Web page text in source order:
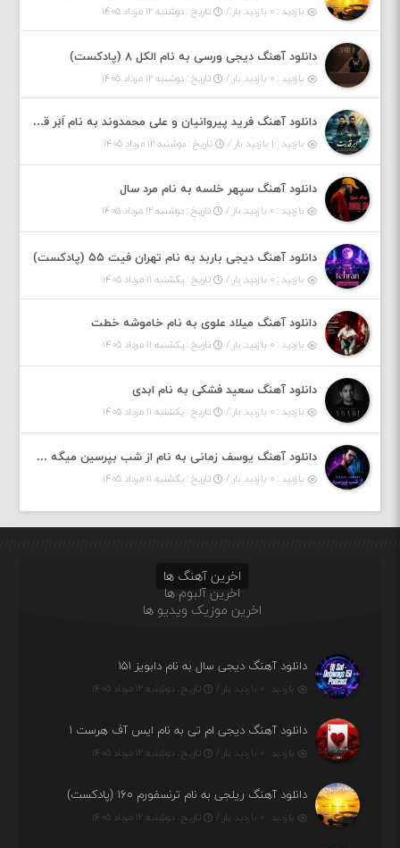
بازدید : ۰ بازدید بار / تاریخ : دوشنبه ۱۲ مرداد ۱۴۰۵
دانلود آهنگ دیجی ورسی به نام الکل ۸ (پادکست)
بازدید : ۰ بازدید بار / تاریخ : دوشنبه ۱۲ مرداد ۱۴۰۵
دانلود آهنگ فرید پیروانیان و علی محمدوند به نام اَبَر قدرت
بازدید : ۱ بازدید بار / تاریخ : دوشنبه ۱۲ مرداد ۱۴۰۵
دانلود آهنگ سپهر خلسه به نام مرد سال
بازدید : ۰ بازدید بار / تاریخ : دوشنبه ۱۲ مرداد ۱۴۰۵
دانلود آهنگ دیجی باربد به نام تهران فیت ۵۵ (پادکست)
بازدید : ۰ بازدید بار / تاریخ : یکشنبه ۱۱ مرداد ۱۴۰۵
دانلود آهنگ میلاد علوی به نام خاموشه خطت
بازدید : ۰ بازدید بار / تاریخ : یکشنبه ۱۱ مرداد ۱۴۰۵
دانلود آهنگ سعید فشکی به نام ابدی
بازدید : ۰ بازدید بار / تاریخ : یکشنبه ۱۱ مرداد ۱۴۰۵
دانلود آهنگ یوسف زمانی به نام از شب بپرسین میگه چه روزگاری دارم
بازدید : ۰ بازدید بار / تاریخ : یکشنبه ۱۱ مرداد ۱۴۰۵
اخرین آهنگ ها
اخرین آلبوم ها
اخرین موزیک ویدیو ها
دانلود آهنگ دیجی سال به نام دابویز ۱۵۱
بازدید : ۰ بازدید بار / تاریخ : دوشنبه ۱۲ مرداد ۱۴۰۵
دانلود آهنگ دیجی ام تی به نام ایس آف هرست ۱
بازدید : ۰ بازدید بار / تاریخ : دوشنبه ۱۲ مرداد ۱۴۰۵
دانلود آهنگ ریلجی به نام ترنسفورم ۱۶۰ (پادکست)
بازدید : ۰ بازدید بار / تاریخ : دوشنبه ۱۲ مرداد ۱۴۰۵